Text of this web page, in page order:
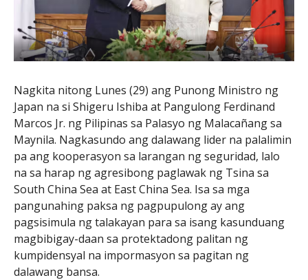
Nagkita nitong Lunes (29) ang Punong Ministro ng
Japan na si Shigeru Ishiba at Pangulong Ferdinand
Marcos Jr. ng Pilipinas sa Palasyo ng Malacañang sa
Maynila. Nagkasundo ang dalawang lider na palalimin
pa ang kooperasyon sa larangan ng seguridad, lalo
na sa harap ng agresibong paglawak ng Tsina sa
South China Sea at East China Sea. Isa sa mga
pangunahing paksa ng pagpupulong ay ang
pagsisimula ng talakayan para sa isang kasunduang
magbibigay-daan sa protektadong palitan ng
kumpidensyal na impormasyon sa pagitan ng
dalawang bansa.